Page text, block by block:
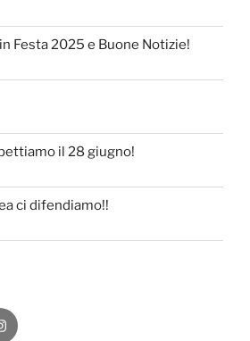
Festa 2025 e Buone Notizie!
il 28 giugno!
ci difendiamo!!